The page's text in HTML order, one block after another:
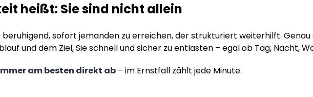
heißt: Sie sind nicht allein
beruhigend, sofort jemanden zu erreichen, der strukturiert weiterhilft.
und dem Ziel, Sie schnell und sicher zu entlasten – egal ob Tag, Nacht,
am besten direkt ab – im Ernstfall zählt jede Minute.